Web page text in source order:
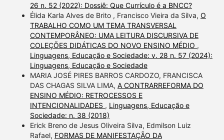
26 n. 52 (2022): Dossiê: Que Currículo é a BNCC?
Élida Karla Alves de Brito , Francisco Vieira da Silva, O
TRABALHO COMO UM TEMA TRANSVERSAL
CONTEMPORÂNEO: UMA LEITURA DISCURSIVA DE
COLEÇÕES DIDÁTICAS DO NOVO ENSINO MÉDIO ,
Linguagens, Educação e Sociedade: v. 28 n. 57 (2024):
Linguagens, Educação e Sociedade
MARIA JOSÉ PIRES BARROS CARDOZO, FRANCISCA
DAS CHAGAS SILVA LIMA, A CONTRARREFORMA DO
ENSINO MÉDIO: RETROCESSOS E
INTENCIONALIDADES , Linguagens, Educação e
Sociedade: n. 38 (2018)
Erick Breno de Jesus Oliveira Silva, Edmilson Luiz
Rafael, FORMAS DE MANIFESTAÇÃO DA